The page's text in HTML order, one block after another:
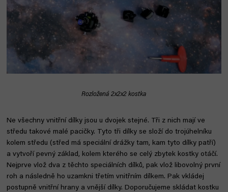
Rozložená 2x2x2 kostka
Ne všechny vnitřní dílky jsou u dvojek stejné. Tři z nich mají ve
středu takové malé pacičky. Tyto tři dílky se složí do trojúhelníku
kolem středu (střed má speciální drážky tam, kam tyto dílky patří)
a vytvoří pevný základ, kolem kterého se celý zbytek kostky otáčí.
Nejprve vlož dva z těchto speciálních dílků, pak vlož libovolný první
roh a následně ho uzamkni třetím vnitřním dílkem. Pak vkládej
postupně vnitřní hrany a vnější dílky. Doporučujeme skládat kostku